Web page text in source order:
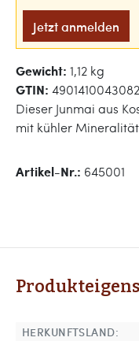
Jetzt anmelden
Gewicht: 1,12 kg
GTIN: 4901410043082
Dieser Junmai aus
mit kühler
Artikel-Nr.: 645001
HERKUNFTSLAND: